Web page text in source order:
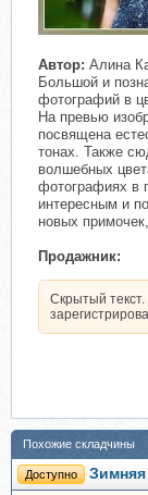
Автор: Алина
Большой и
фотографий в
На превью
посвящена
тонах. Также
волшебных
фотографиях в
интересным и
новых
Продажник:
Скрытый текст.
Похожие складчины
Доступно